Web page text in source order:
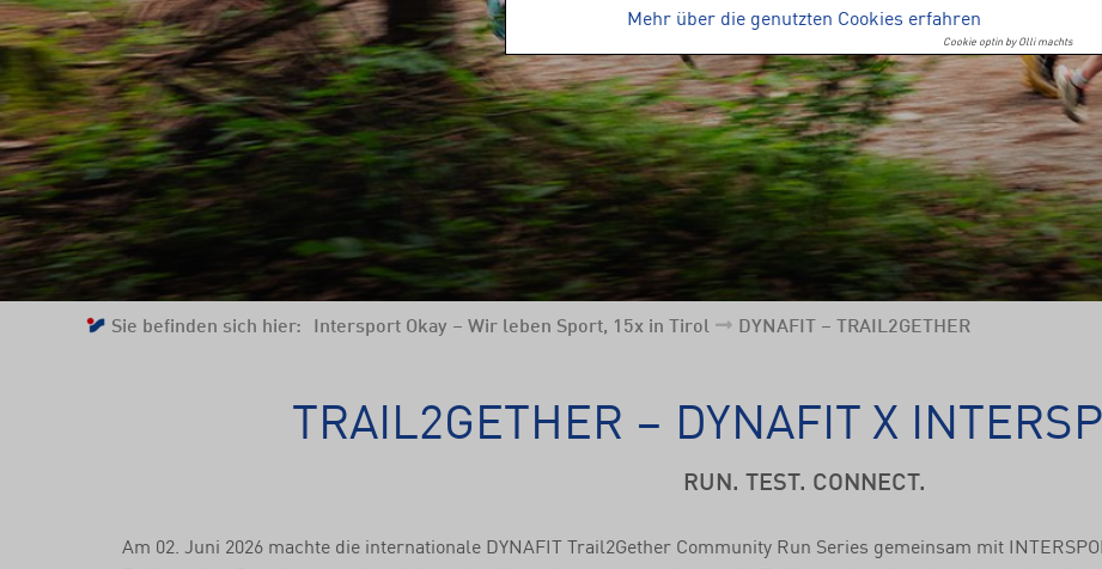
Sie befinden sich hier: Intersport Okay – Wir leben Sport, 15x in Tirol DYNAFIT – TRAIL2GETHER
TRAIL2GETHER – DYNAFIT X
RUN. TEST. CONNECT.
Am 02. Juni 2026 machte die internationale DYNAFIT Trail2Gether Community Run Series gemeinsam mit
Mehr über die genutzten Cookies erfahren
Cookie optin by Olli machts